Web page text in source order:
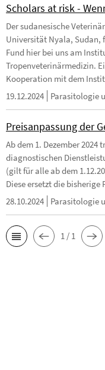
Scholars at risk -
Der sudanesische
Universität Nyala, Sudan,
Fund hier bei uns am
Tropenveterinärmedizin.
Kooperation mit dem
19.12.2024
Parasitologie
Preisanpassung der
Ab dem 1. Dezember
diagnostischen
(gilt für alle ab dem
Diese ersetzt die bisherige
28.10.2024
Parasitologie
1 / 1